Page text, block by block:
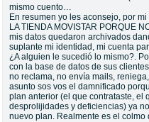
mismo cuento…
En resumen yo les aconsejo, por
LA TIENDA MOVISTAR PORQUE
mis datos quedaron archivados
suplante mi identidad, mi cuenta
¿A alguien le sucedió lo mismo?.
con la base de datos de sus
no reclama, no envía mails,
asunto sos vos el damnificado
plan anterior (el que contrataste, el
desprolijidades y deficiencias) ya
nuevo plan. Realmente es el colmo